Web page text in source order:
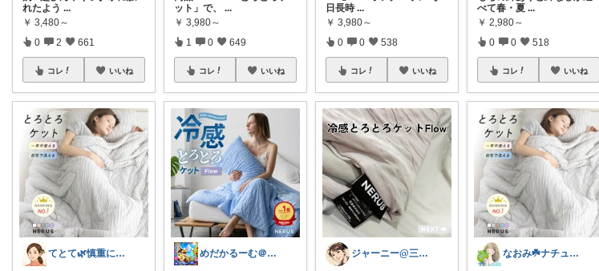
れたよう ...
￥ 3,480～
0 2 661
コレ いいね
てとて🌿慎重に選ぶ派🧺💚
ット」で、
...
￥ 3,980～
1 0 649
コレ いいね
めだかるーむ＠ありがとうございます。
日長時 ...
￥ 3,980～
0 0 538
コレ いいね
ジャーニー@三兄弟ママ
べて春・夏 ...
￥ 2,980～
0 0 518
コレ いいね
なおみ☘️ナチュラル生活